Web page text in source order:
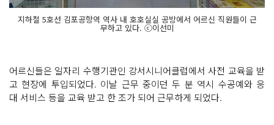
지하철 5호선 김포공항역 역사 내 호호실실 공방에서 어르신 직원들이 근
무하고 있다. ⓒ이선미
어르신들은 일자리 수행기관인 강서시니어클럽에서 사전 교육을 받
고 현장에 투입되었다. 이날 근무 중이던 두 분 역시 수공예와 응
대 서비스 등을 교육 받고 한 조가 되어 근무하게 되었다.